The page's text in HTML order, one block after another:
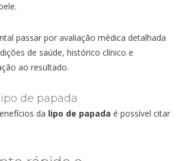
passar por avaliação médica detalhada
de saúde, histórico clínico e
ao resultado.
de papada
da lipo de papada é possível citar